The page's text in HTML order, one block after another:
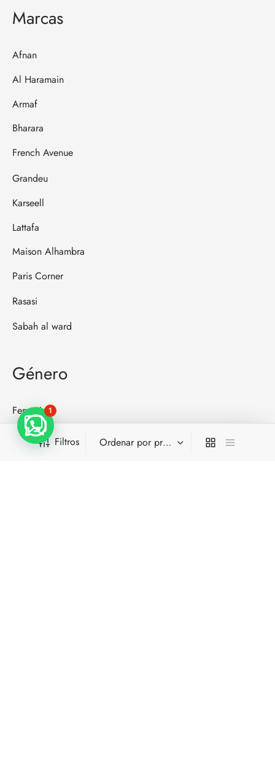
Filtros
Marcas
Afnan
Al Haramain
Armaf
Bharara
French Avenue
Grandeu
Karseell
Lattafa
Maison Alhambra
Paris Corner
Rasasi
Sabah al ward
Género
Femenino
Masculino
1